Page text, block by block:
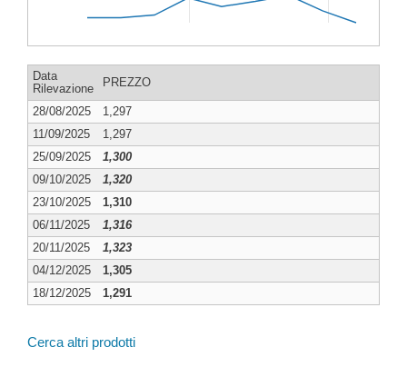
Data
Rilevazione
PREZZO
28/08/2025
1,297
11/09/2025
1,297
25/09/2025
1,300
09/10/2025
1,320
23/10/2025
1,310
06/11/2025
1,316
20/11/2025
1,323
04/12/2025
1,305
18/12/2025
1,291
Cerca altri prodotti